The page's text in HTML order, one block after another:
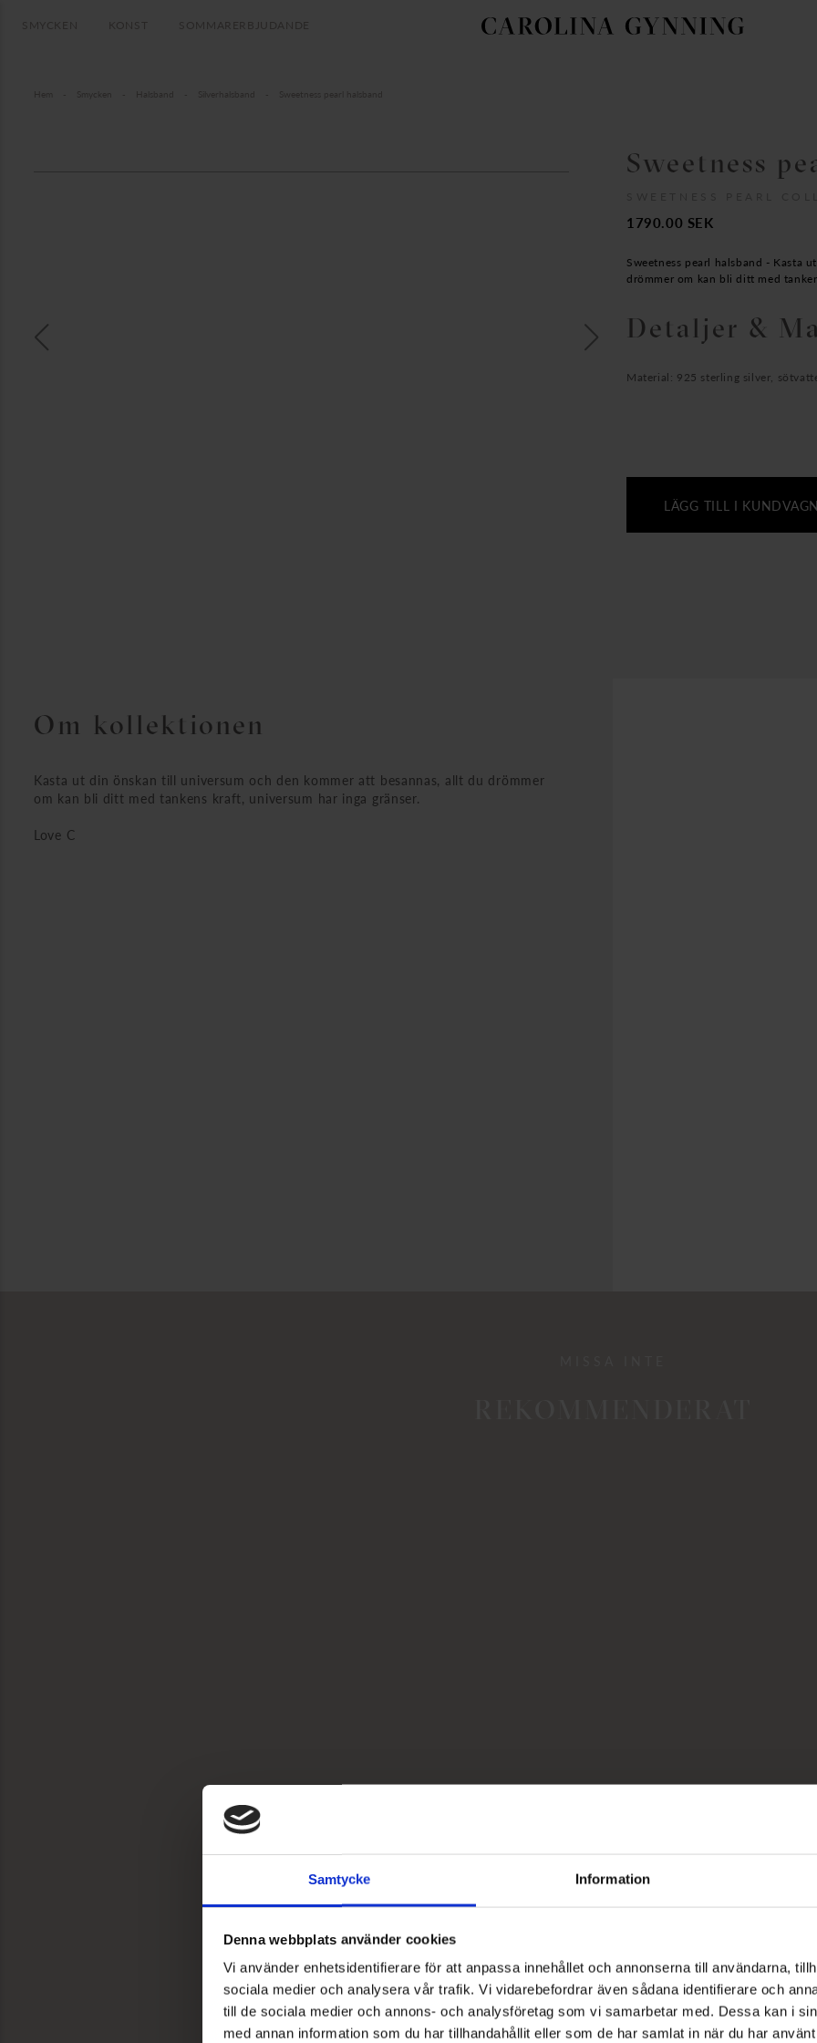
Samtycke Information
Denna webbplats använder cookies
Vi använder enhetsidentifierare för att anpassa innehållet och annonserna till användarna,
sociala medier och analysera vår trafik. Vi vidarebefordrar även sådana identifierare och
till de sociala medier och annons- och analysföretag som vi samarbetar med. Dessa kan i
med annan information som du har tillhandahållit eller som de har samlat in när du har
SMYCKEN KONST SOMMARERBJUDANDE
Hem - Smycken - Halsband - Silverhalsband - Sweetness pearl halsband
Sweetness
1790.00 SEK
Sweetness pearl halsband - Kasta
drömmer om kan bli ditt med
Detaljer &
Material: 925 sterling silver,
LÄGG TILL I KUNDVAGN
Om kollektionen
Kasta ut din önskan till universum och den kommer att besannas, allt du drömmer
om kan bli ditt med tankens kraft, universum har inga gränser.
Love C